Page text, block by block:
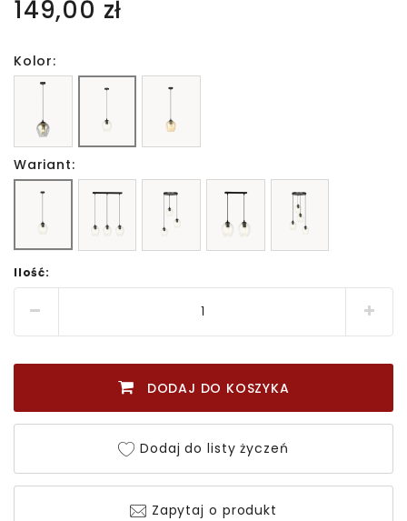
149,00 zł
Kolor:
Wariant:
Ilość:
DODAJ DO KOSZYKA
Dodaj do listy życzeń
Zapytaj o produkt